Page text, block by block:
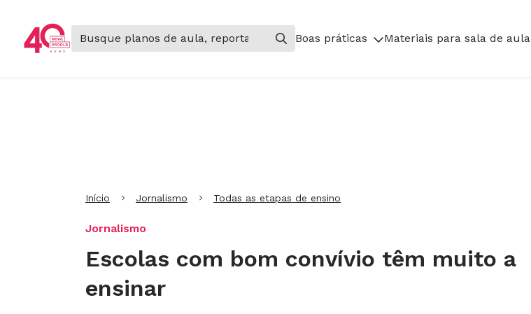
Boas práticas Materiais para sala de aula
Início Jornalismo Todas as etapas de ensino
Jornalismo
Escolas com bom convívio têm muito a
ensinar